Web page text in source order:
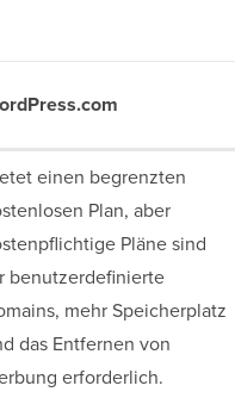
einen begrenzten
Plan, aber
Pläne sind
benutzerdefinierte
mehr Speicherplatz
das Entfernen von
erforderlich.